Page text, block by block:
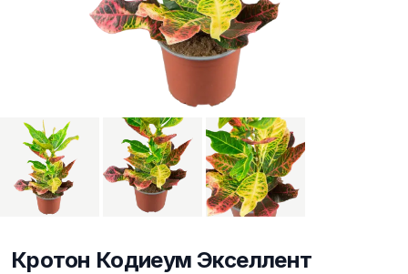
Кротон Кодиеум Экселлент